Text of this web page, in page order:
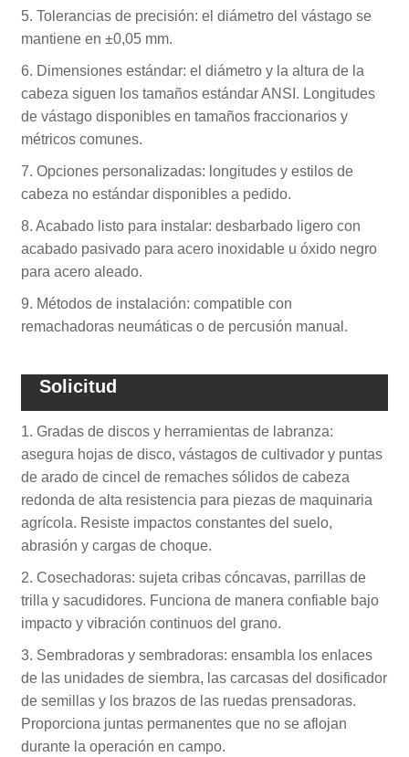
5. Tolerancias de precisión: el diámetro del vástago se
mantiene en ±0,05 mm.
6. Dimensiones estándar: el diámetro y la altura de la
cabeza siguen los tamaños estándar ANSI. Longitudes
de vástago disponibles en tamaños fraccionarios y
métricos comunes.
7. Opciones personalizadas: longitudes y estilos de
cabeza no estándar disponibles a pedido.
8. Acabado listo para instalar: desbarbado ligero con
acabado pasivado para acero inoxidable u óxido negro
para acero aleado.
9. Métodos de instalación: compatible con
remachadoras neumáticas o de percusión manual.
Solicitud
1. Gradas de discos y herramientas de labranza:
asegura hojas de disco, vástagos de cultivador y puntas
de arado de cincel de remaches sólidos de cabeza
redonda de alta resistencia para piezas de maquinaria
agrícola. Resiste impactos constantes del suelo,
abrasión y cargas de choque.
2. Cosechadoras: sujeta cribas cóncavas, parrillas de
trilla y sacudidores. Funciona de manera confiable bajo
impacto y vibración continuos del grano.
3. Sembradoras y sembradoras: ensambla los enlaces
de las unidades de siembra, las carcasas del dosificador
de semillas y los brazos de las ruedas prensadoras.
Proporciona juntas permanentes que no se aflojan
durante la operación en campo.